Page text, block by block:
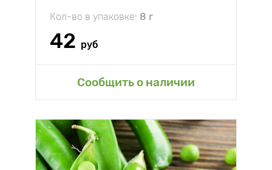
Кол-во в упаковке: 8 г
42 руб
Сообщить о наличии